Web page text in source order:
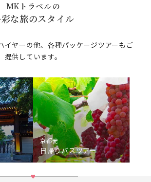
MKトラベルの
な旅のスタイル
イヤーの他、各種パッケージツアーもご
提供しています。
京都発
日帰りバスツアー